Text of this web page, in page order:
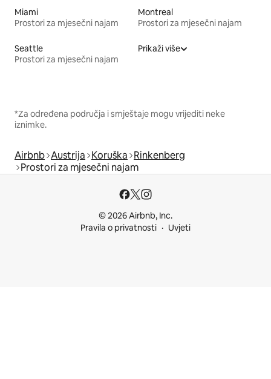
Miami
Prostori za mjesečni najam
Montreal
Prostori za mjesečni najam
Seattle
Prostori za mjesečni najam
Prikaži više
*Za određena područja i smještaje mogu vrijediti neke
iznimke.
Airbnb Austrija Koruška Rinkenberg
Prostori za mjesečni najam
© 2026 Airbnb, Inc.
Pravila o privatnosti
Uvjeti